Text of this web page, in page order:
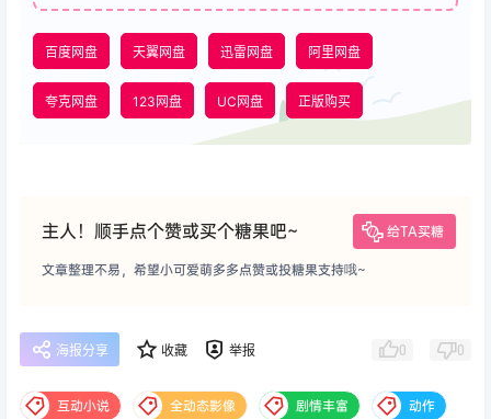
百度网盘 天翼网盘 迅雷网盘 阿里网盘
夸克网盘 123网盘 UC网盘 正版购买
主人！顺手点个赞或买个糖果吧~ 给TA买糖
文章整理不易，希望小可爱萌多多点赞或投糖果支持哦~
海报分享 收藏 举报 0 0
互动小说 全动态影像 剧情丰富 动作